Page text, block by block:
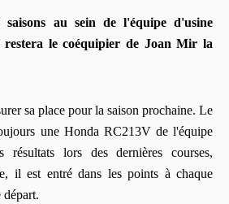
saisons au sein de l'équipe d'usine
le coéquipier de Joan Mir la
sa place pour la saison prochaine. Le
une Honda RC213V de l'équipe
lors des dernières courses,
il est entré dans les points à chaque